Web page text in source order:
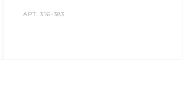
АРТ.316-383